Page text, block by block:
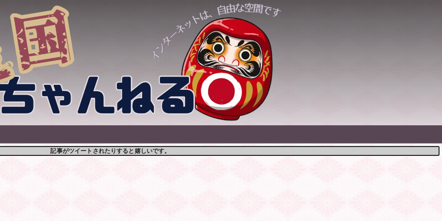
記事がツイートされたりすると嬉しいです。